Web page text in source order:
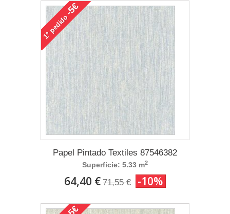
1°
pedido
-5€
Papel Pintado Textiles 87546382
Superficie: 5.33 m2
64,40 € 71,55 € -10%